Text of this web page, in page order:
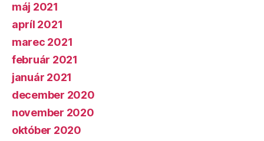
máj 2021
apríl 2021
marec 2021
február 2021
január 2021
december 2020
november 2020
október 2020